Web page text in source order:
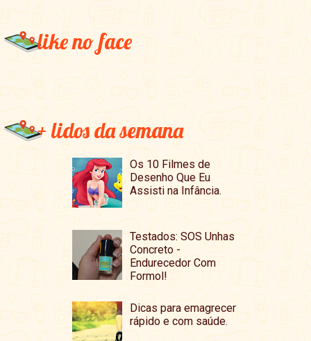
like no face
+ lidos da semana
Os 10 Filmes de
Desenho Que Eu
Assisti na Infância.
Testados: SOS Unhas
Concreto -
Endurecedor Com
Formol!
Dicas para emagrecer
rápido e com saúde.